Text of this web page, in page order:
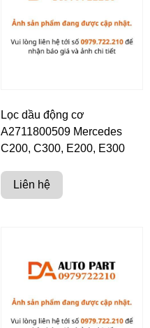
Lọc dầu động cơ
A2711800509 Mercedes
C200, C300, E200, E300
Liên hệ